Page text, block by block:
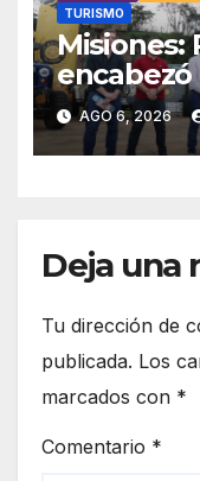
TURISMO
Misiones:
provincial
llamó a
San
AGO 6, 2026
Deja una
Tu dirección de
publicada. Los
marcados con *
Comentario *